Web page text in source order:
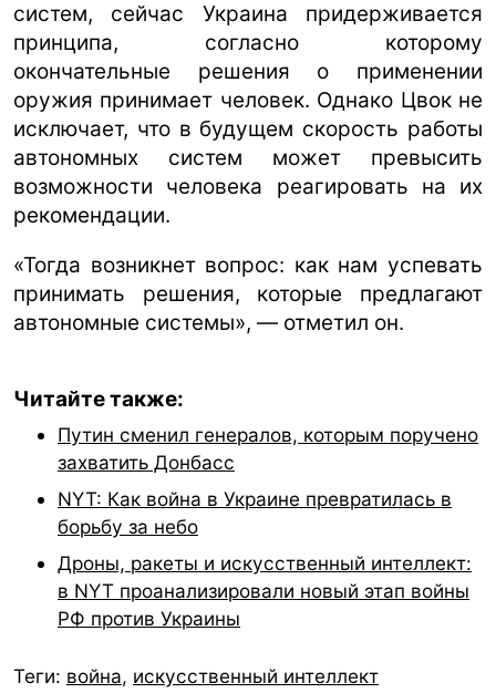
систем, сейчас Украина придерживается
принципа, согласно которому
окончательные решения о применении
оружия принимает человек. Однако Цвок не
исключает, что в будущем скорость работы
автономных систем может превысить
возможности человека реагировать на их
рекомендации.
«Тогда возникнет вопрос: как нам успевать
принимать решения, которые предлагают
автономные системы», — отметил он.
Читайте также:
Путин сменил генералов, которым поручено
захватить Донбасс
NYT: Как война в Украине превратилась в
борьбу за небо
Дроны, ракеты и искусственный интеллект:
в NYT проанализировали новый этап войны
РФ против Украины
Теги: война, искусственный интеллект